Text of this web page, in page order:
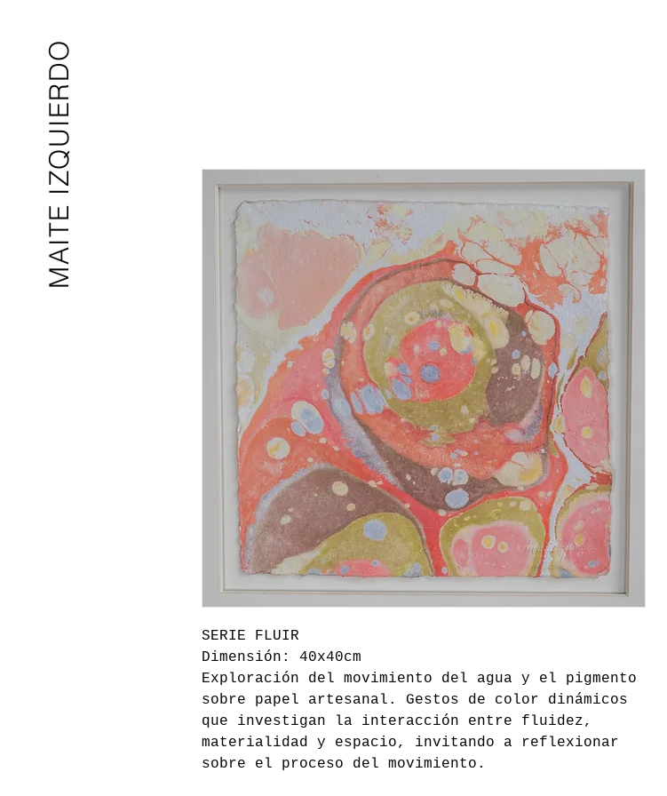
MAITE IZQUIERDO
SERIE FLUIR
Dimensión: 40x40cm
Exploración del movimiento del agua y el pigmento
sobre papel artesanal. Gestos de color dinámicos
que investigan la interacción entre fluidez,
materialidad y espacio, invitando a reflexionar
sobre el proceso del movimiento.